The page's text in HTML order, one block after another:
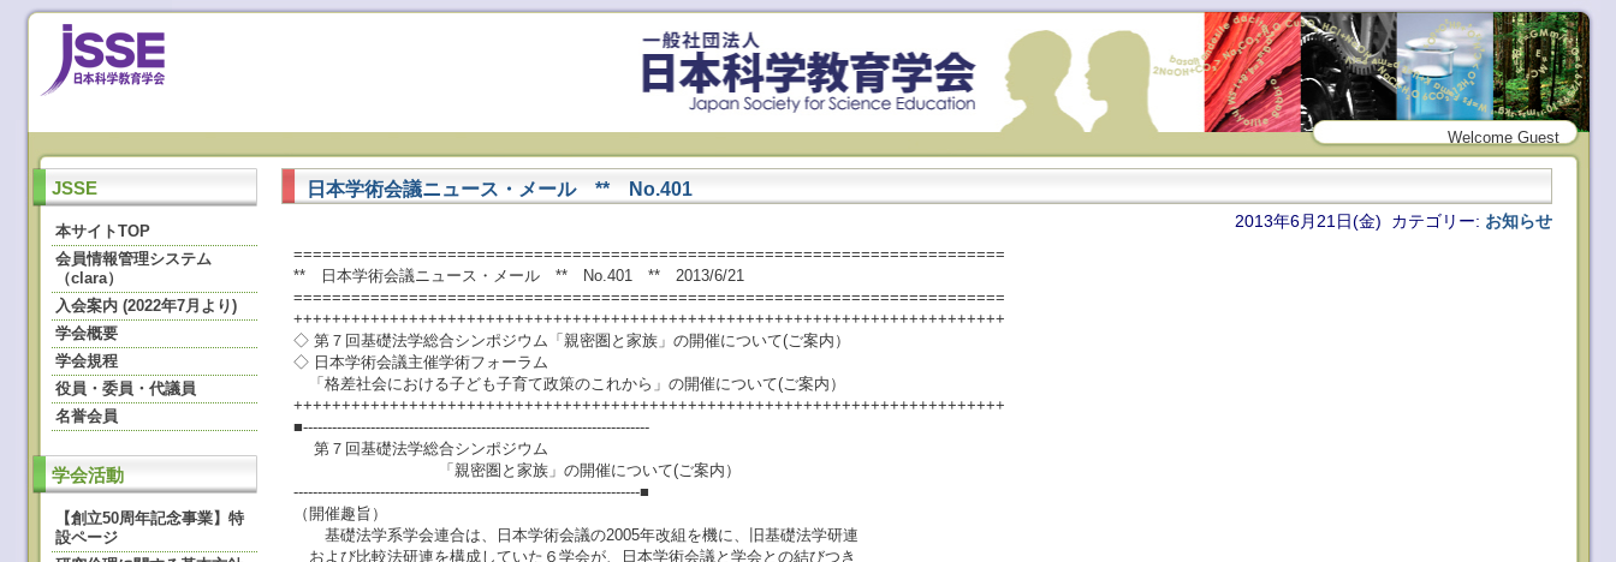
Welcome Guest
JSSE
本サイトTOP
会員情報管理システム
（clara）
入会案内 (2022年7月より)
学会概要
学会規程
役員・委員・代議員
名誉会員
学会活動
【創立50周年記念事業】特
設ページ
日本学術会議ニュース・メール ** No.401
2013年6月21日(金) カテゴリー: お知らせ
==========================================================================
** 日本学術会議ニュース・メール ** No.401 ** 2013/6/21
==========================================================================
++++++++++++++++++++++++++++++++++++++++++++++++++++++++++++++++++++++++++
◇ 第７回基礎法学総合シンポジウム「親密圏と家族」の開催について(ご案内）
◇ 日本学術会議主催学術フォーラム
「格差社会における子ども子育て政策のこれから」の開催について(ご案内）
++++++++++++++++++++++++++++++++++++++++++++++++++++++++++++++++++++++++++
■------------------------------------------------------------------------
第７回基礎法学総合シンポジウム
「親密圏と家族」の開催について(ご案内）
------------------------------------------------------------------------■
（開催趣旨）
基礎法学系学会連合は、日本学術会議の2005年改組を機に、旧基礎法学研連
および比較法研連を構成していた６学会が、日本学術会議と学会との結びつき